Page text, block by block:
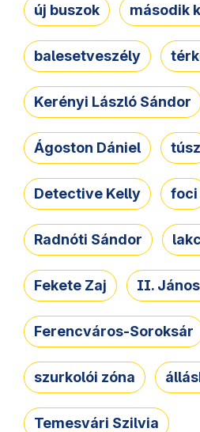
új buszok második
balesetveszély
Kerényi László Sándor
Ágoston Dániel túsz
Detective Kelly foci
Radnóti Sándor
Fekete Zaj II.
Ferencváros-Soroksár
szurkolói zóna
Temesvári Szilvia